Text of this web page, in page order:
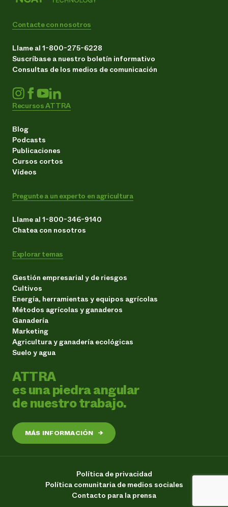
Contacte con nosotros
Llame al 1-800-275-6228
Suscríbase a nuestro boletín informativo
Consultas de los medios de comunicación
Recursos ATTRA
Blog
Podcasts
Publicaciones
Cursos cortos
Vídeos
Pregunte a un experto en agricultura
Llame al 1-800-346-9140
Chatea con nosotros
Explorar temas
Gestión empresarial y de riesgos
Cultivos
Energía, herramientas y equipos agrícolas
Métodos agrícolas y ganaderos
Ganadería
Marketing
Agricultura y ganadería ecológicas
Suelo y agua
ATTRA
es una piedra angular
de nuestro trabajo.
MÁS INFORMACIÓN →
Política de privacidad
Política comunitaria de medios sociales
Contacto para la prensa